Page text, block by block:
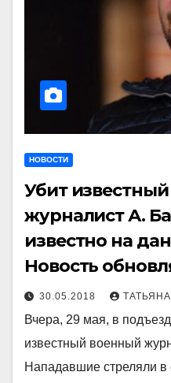
НОВОСТИ
Убит
журналист А.
известно на
Новость
30.05.2018
Вчера, 29 мая, в
известный военный
Нападавшие стреляли в